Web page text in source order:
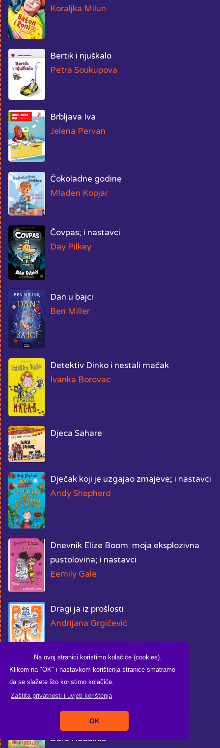
Na ovoj stranici koristimo kolačiće (cookies).
Klikom na "OK" i nastavkom korištenja stranice smatramo
da se slažete što koristimo kolačiće.
Zaštita privatnosti i uvjeti korištenja
OK
Koraljka Milun
Bertik i njuškalo
Petra Soukupova
Brbljava Iva
Jelena Pervan
Čokoladne godine
Mladen Kopjar
Čovpas; i nastavci
Day Pilkey
Dan u bajci
Ben Miller
Detektiv Dinko i nestali mačak
Ivanka Borovac
Djeca Sahare
Dječak koji je uzgajao zmajeve; i nastavci
Andy Shepherd
Dnevnik Elize Boom: moja eksplozivna
pustolovina; i nastavci
Eemily Gale
Dragi ja iz prošlosti
Andrijana Grgičević
Drveće ne govori, zar ne?
Đurđica Stuhlreiter
Đuro Hodalica